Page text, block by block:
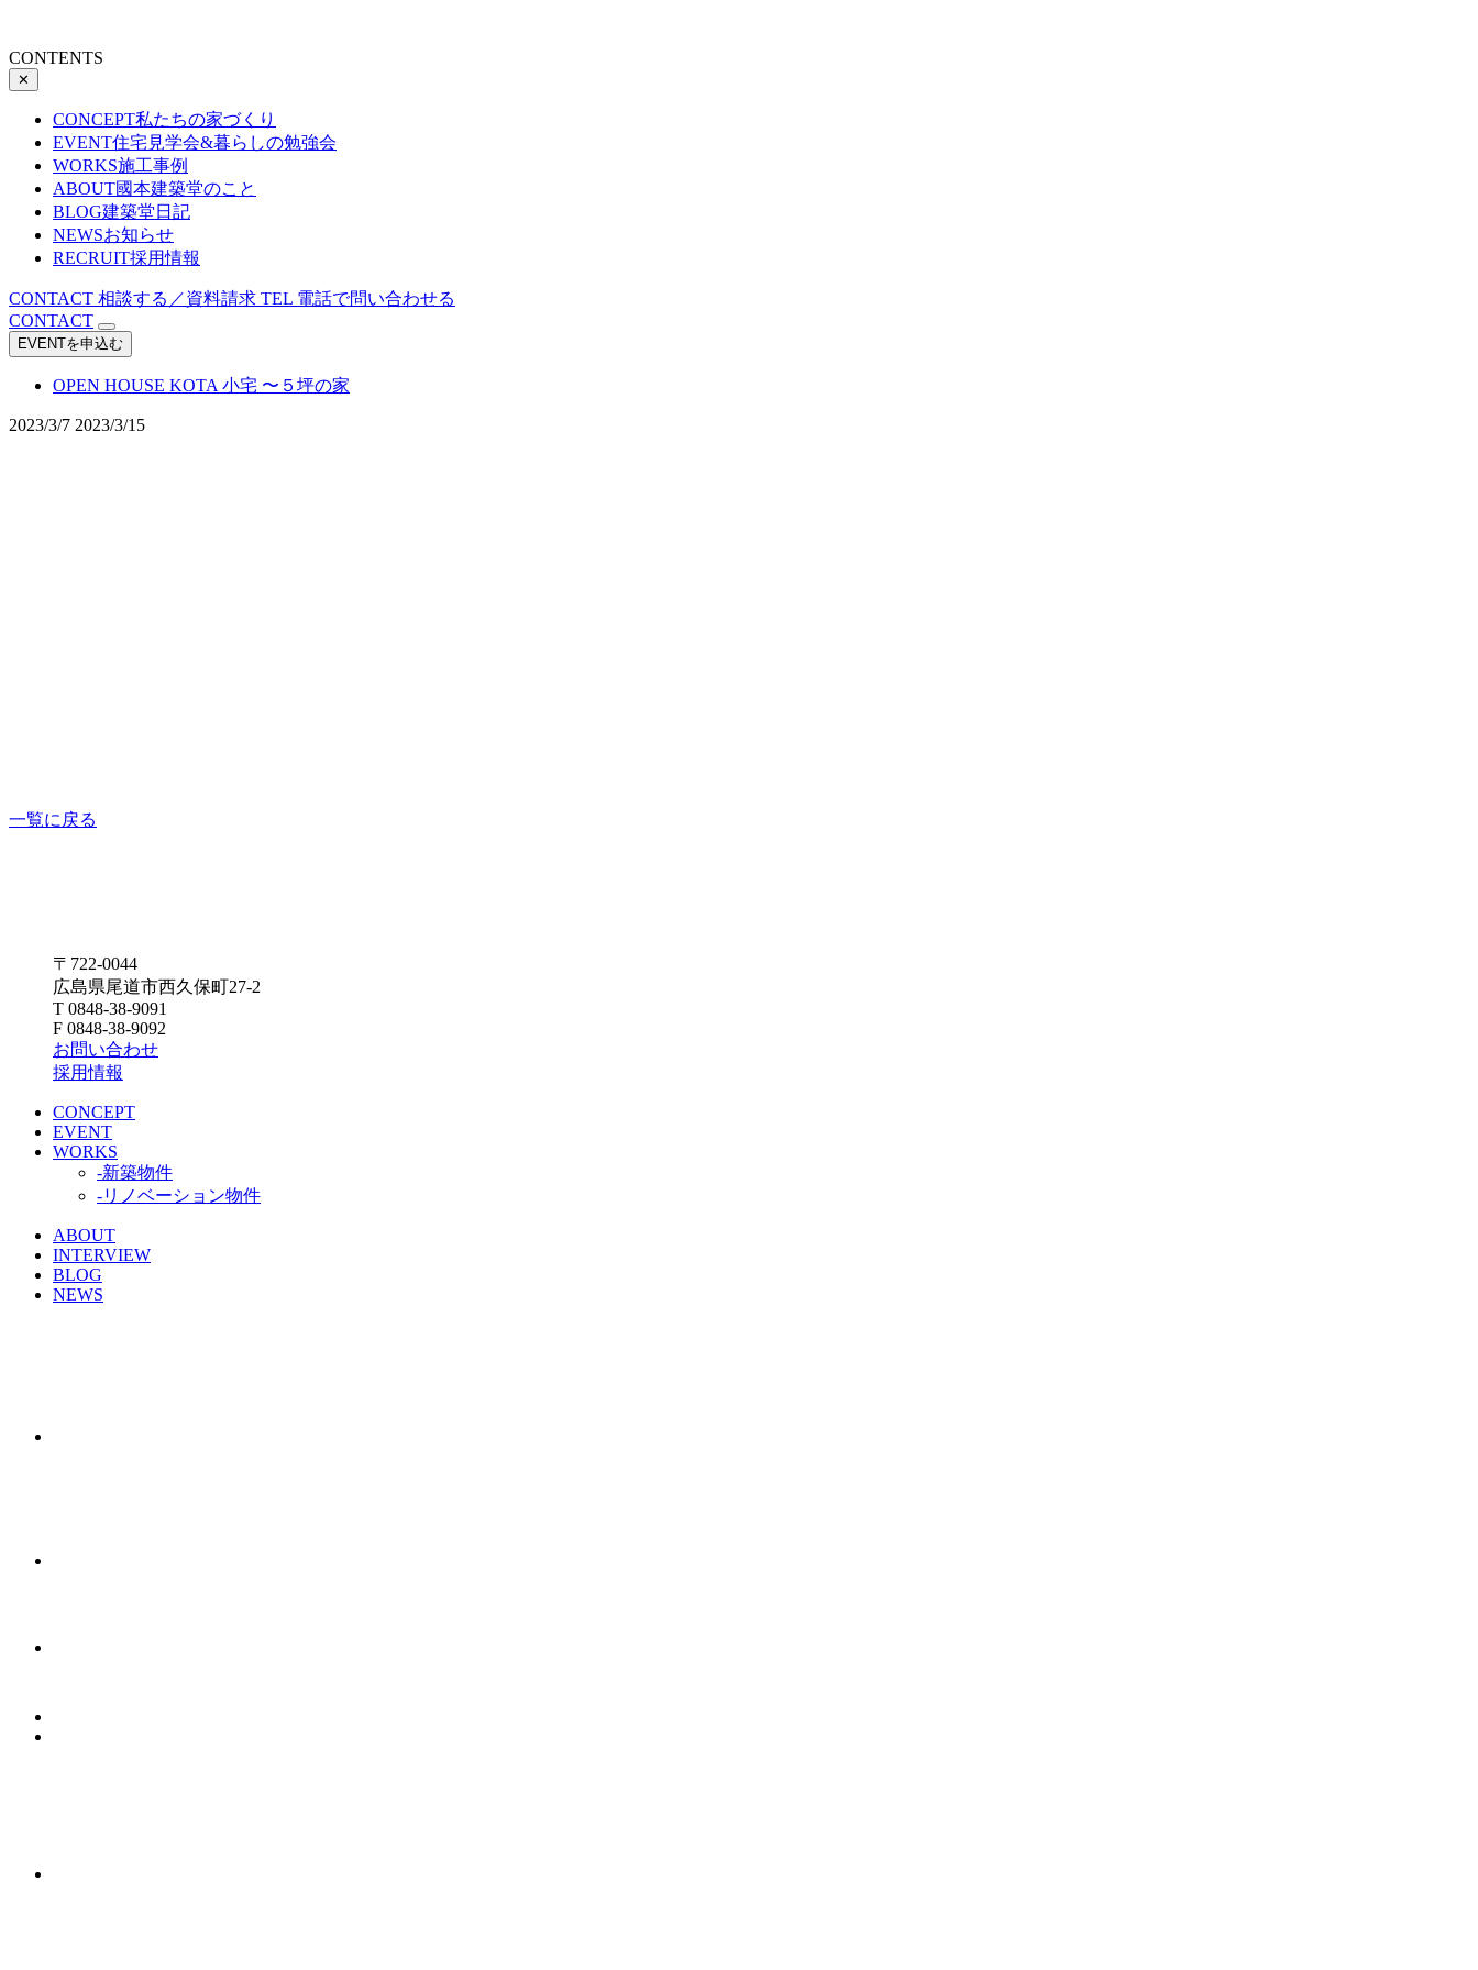
CONTENTS
✕
CONCEPT私たちの家づくり
EVENT住宅見学会&暮らしの勉強会
WORKS施工事例
ABOUT國本建築堂のこと
BLOG建築堂日記
NEWSお知らせ
RECRUIT採用情報
CONTACT 相談する／資料請求 TEL 電話で問い合わせる
CONTACT
EVENTを申込む
OPEN HOUSE KOTA 小宅 〜５坪の家
2023/3/7 2023/3/15
一覧に戻る
〒722-0044
広島県尾道市西久保町27-2
T 0848-38-9091
F 0848-38-9092
お問い合わせ
採用情報
CONCEPT
EVENT
WORKS
-新築物件
-リノベーション物件
ABOUT
INTERVIEW
BLOG
NEWS